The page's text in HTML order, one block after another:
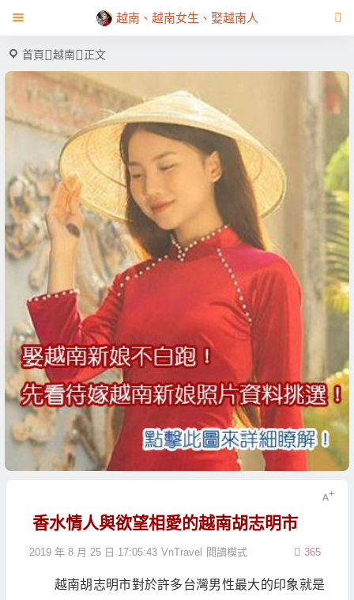
越南、越南女生、娶越南人
首頁 越南 正文
香水情人與欲望相愛的越南胡志明市
2019 年 8 月 25 日 17:05:43 VnTravel 365
閱讀模式
越南胡志明市對於許多台灣男性最大的印象就是